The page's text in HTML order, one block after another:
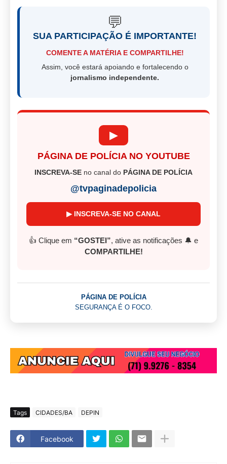
💬
SUA PARTICIPAÇÃO É IMPORTANTE!
COMENTE A MATÉRIA E COMPARTILHE!
Assim, você estará apoiando e fortalecendo o
jornalismo independente.
▶
PÁGINA DE POLÍCIA NO YOUTUBE
INSCREVA-SE no canal do PÁGINA DE POLÍCIA
@tvpaginadepolicia
▶ INSCREVA-SE NO CANAL
👍 Clique em “GOSTEI”, ative as notificações 🔔 e
COMPARTILHE!
PÁGINA DE POLÍCIA
SEGURANÇA É O FOCO.
Tags CIDADES/BA DEPIN
Facebook